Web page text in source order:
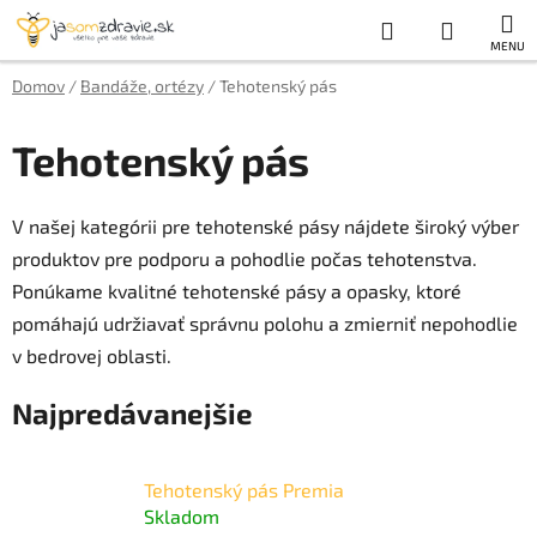
Prejsť
obsah
Hľadať
KOŠÍK
Domov / Bandáže, ortézy /Tehotenský pás
Tehotenský pás
V našej kategórii pre tehotenské pásy nájdete široký výber
produktov pre podporu a pohodlie počas tehotenstva.
Ponúkame kvalitné tehotenské pásy a opasky, ktoré
pomáhajú udržiavať správnu polohu a zmierniť nepohodlie
v bedrovej oblasti.
Najpredávanejšie
Tehotenský pás Premia
Skladom